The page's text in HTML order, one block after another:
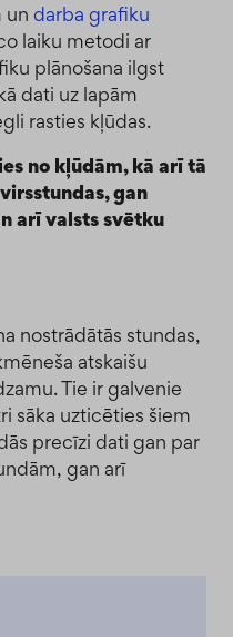
un darba grafiku
laiku metodi ar
plānošana ilgst
dati uz lapām
rasties kļūdas.
no kļūdām, kā arī tā
gan
arī valsts svētku
nostrādātās stundas,
atskaišu
Tie ir galvenie
sāka uzticēties šiem
precīzi dati gan par
gan arī